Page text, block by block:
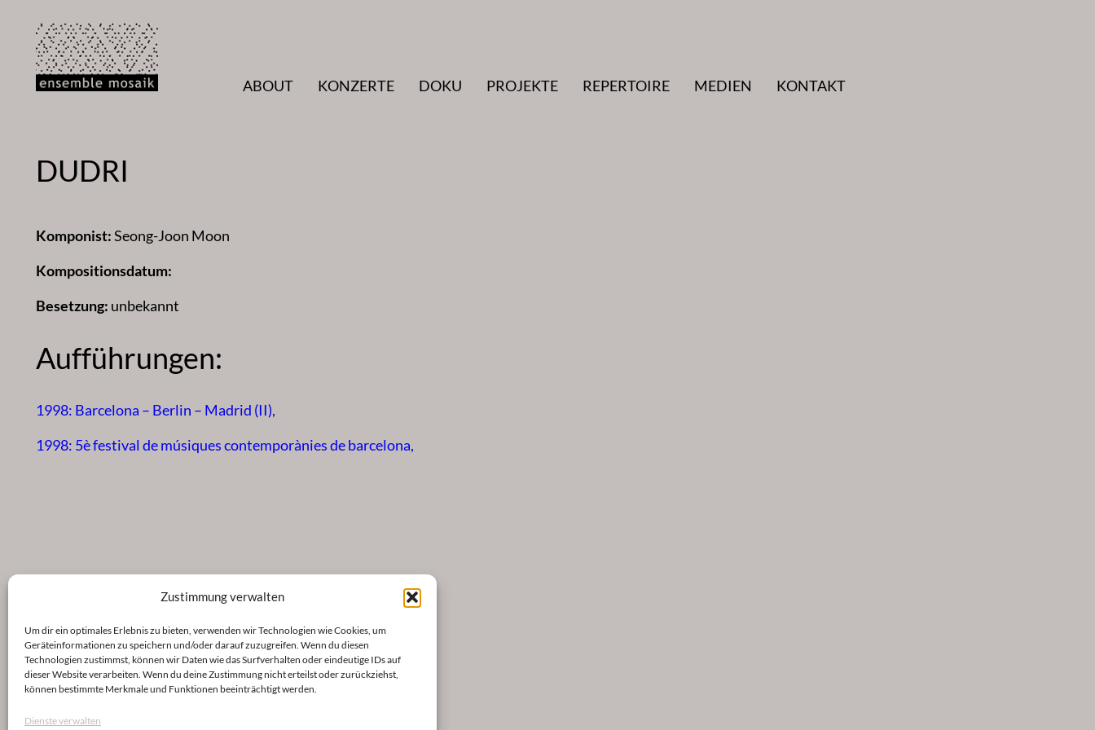
Zustimmung verwalten
Um dir ein optimales Erlebnis zu bieten, verwenden wir Technologien wie Cookies, um
Geräteinformationen zu speichern und/oder darauf zuzugreifen. Wenn du diesen
Technologien zustimmst, können wir Daten wie das Surfverhalten oder eindeutige IDs auf
dieser Website verarbeiten. Wenn du deine Zustimmung nicht erteilst oder zurückziehst,
können bestimmte Merkmale und Funktionen beeinträchtigt werden.
Dienste verwalten
Inhalt
springen
ABOUT
KONZERTE DOKU PROJEKTE REPERTOIRE MEDIEN KONTAKT
DUDRI
Komponist:Seong-Joon Moon
Kompositionsdatum:
Besetzung: unbekannt
Aufführungen:
1998: Barcelona – Berlin – Madrid (II),
1998: 5è festival de músiques contemporànies de barcelona,